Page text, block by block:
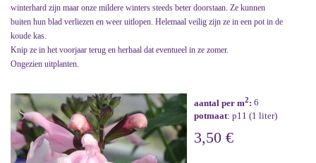
winterhard zijn maar onze mildere winters steeds beter doorstaan. Ze kunnen
buiten hun blad verliezen en weer uitlopen. Helemaal veilig zijn ze in een pot in de
koude kas.
Knip ze in het voorjaar terug en herhaal dat eventueel in ze zomer.
Ongezien uitplanten.
aantal per m2: 6
potmaat: p11 (1 liter)
3,50 €